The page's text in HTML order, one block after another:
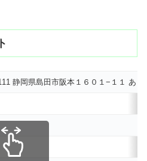
静岡県島田市阪本１６０１−１１ あ